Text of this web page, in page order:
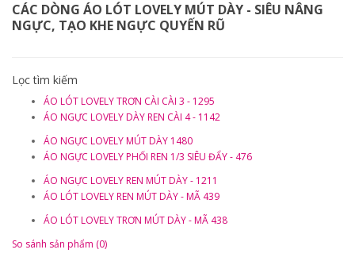
CÁC DÒNG ÁO LÓT LOVELY MÚT DÀY - SIÊU NÂNG
NGỰC, TẠO KHE NGỰC QUYẾN RŨ
Lọc tìm kiếm
ÁO LÓT LOVELY TRƠN CÀI CÀI 3 - 1295
ÁO NGỰC LOVELY DÀY REN CÀI 4 - 1142
ÁO NGỰC LOVELY MÚT DÀY 1480
ÁO NGỰC LOVELY PHỐI REN 1/3 SIÊU ĐẨY - 476
ÁO NGỰC LOVELY REN MÚT DÀY - 1211
ÁO LÓT LOVELY REN MÚT DÀY - MÃ 439
ÁO LÓT LOVELY TRƠN MÚT DÀY - MÃ 438
So sánh sản phẩm (0)